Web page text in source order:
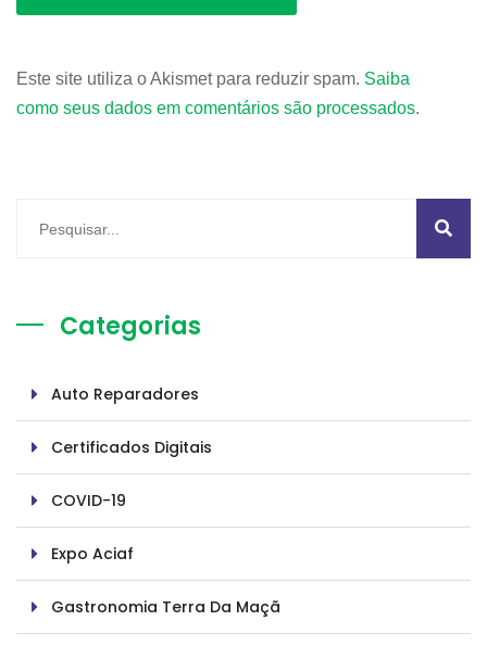
Este site utiliza o Akismet para reduzir spam. Saiba
como seus dados em comentários são processados.
Categorias
Auto Reparadores
Certificados Digitais
COVID-19
Expo Aciaf
Gastronomia Terra Da Maçã